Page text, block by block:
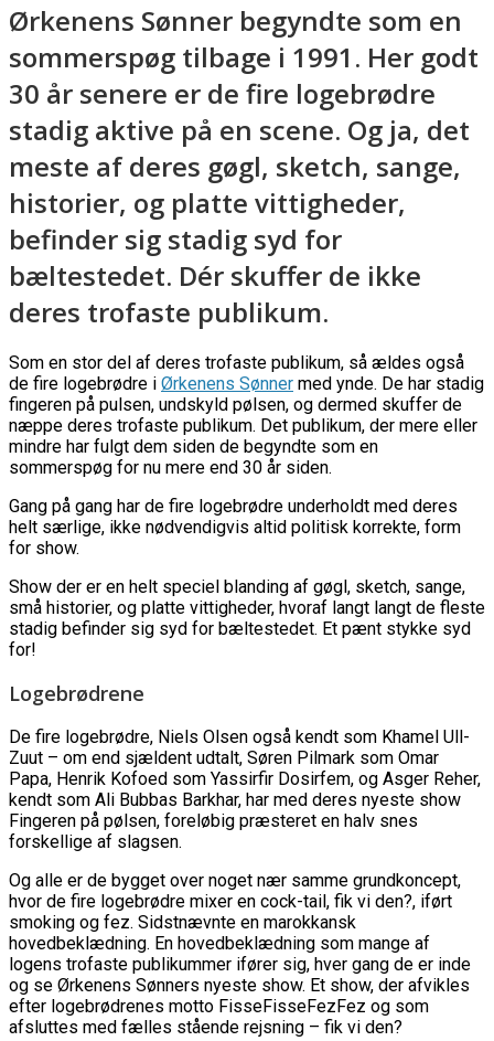
Ørkenens Sønner begyndte som en
sommerspøg tilbage i 1991. Her godt
30 år senere er de fire logebrødre
stadig aktive på en scene. Og ja, det
meste af deres gøgl, sketch, sange,
historier, og platte vittigheder,
befinder sig stadig syd for
bæltestedet. Dér skuffer de ikke
deres trofaste publikum.
Som en stor del af deres trofaste publikum, så ældes også
de fire logebrødre i Ørkenens Sønner med ynde. De har stadig
fingeren på pulsen, undskyld pølsen, og dermed skuffer de
næppe deres trofaste publikum. Det publikum, der mere eller
mindre har fulgt dem siden de begyndte som en
sommerspøg for nu mere end 30 år siden.
Gang på gang har de fire logebrødre underholdt med deres
helt særlige, ikke nødvendigvis altid politisk korrekte, form
for show.
Show der er en helt speciel blanding af gøgl, sketch, sange,
små historier, og platte vittigheder, hvoraf langt langt de fleste
stadig befinder sig syd for bæltestedet. Et pænt stykke syd
for!
Logebrødrene
De fire logebrødre, Niels Olsen også kendt som Khamel Ull-
Zuut – om end sjældent udtalt, Søren Pilmark som Omar
Papa, Henrik Kofoed som Yassirfir Dosirfem, og Asger Reher,
kendt som Ali Bubbas Barkhar, har med deres nyeste show
Fingeren på pølsen, foreløbig præsteret en halv snes
forskellige af slagsen.
Og alle er de bygget over noget nær samme grundkoncept,
hvor de fire logebrødre mixer en cock-tail, fik vi den?, iført
smoking og fez. Sidstnævnte en marokkansk
hovedbeklædning. En hovedbeklædning som mange af
logens trofaste publikummer ifører sig, hver gang de er inde
og se Ørkenens Sønners nyeste show. Et show, der afvikles
efter logebrødrenes motto FisseFisseFezFez og som
afsluttes med fælles stående rejsning – fik vi den?